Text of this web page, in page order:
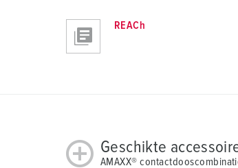
REACh
Geschikte
AMAXX®